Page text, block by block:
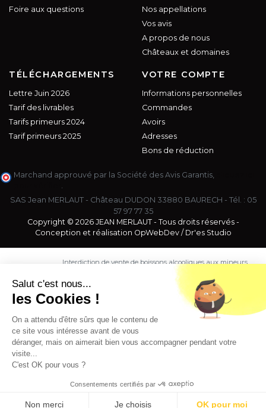
Foire aux questions
Nos appellations
Vos avis
A propos de nous
Châteaux et domaines
TÉLÉCHARGEMENTS
Lettre Juin 2026
Tarif des livrables
Tarifs primeurs 2024
Tarif primeurs 2025
VOTRE COMPTE
Informations personnelles
Commandes
Avoirs
Adresses
Bons de réduction
Marchand approuvé par la Société des Avis Garantis,
.
SAS Jean MERLAUT - Château DUDON 33880 BAURECH - Tél. : 05
57 97 77 35
Copyright © 2026 JEAN MERLAUT - Tous droits réservés -
Conception et réalisation OpWebDev/ Dr'es Studio
Interdiction de vente de boissons alcooliques aux mineurs
est exigée au moment de la vente en ligne.
CODE DE LA SANTE PUBLIQUE, ART. L. 3342-1 et L. 3353-3
L'abus d'alcool est dangereux pour la santé. Sachez
Salut c'est nous...
les Cookies !
On a attendu d'être sûrs que le contenu de
ce site vous intéresse avant de vous
déranger, mais on aimerait bien vous accompagner pendant votre
visite...
C'est OK pour vous ?
Consentements certifiés par
Non merci Je choisis OK pour moi
★★★★★